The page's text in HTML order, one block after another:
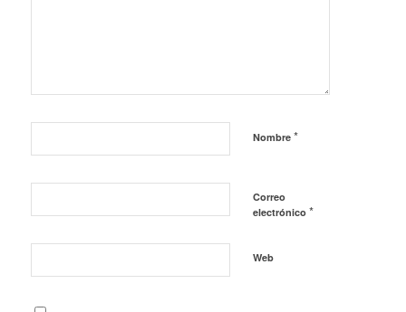
Nombre *
Correo
electrónico *
Web